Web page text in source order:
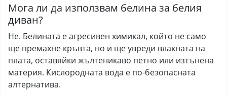
Мога ли да използвам белина за белия
диван?
Не. Белината е агресивен химикал, който не само
ще премахне кръвта, но и ще увреди влакната на
плата, оставяйки жълтеникаво петно или изтънена
материя. Кислородната вода е по-безопасната
алтернатива.